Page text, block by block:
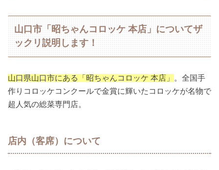
山口市「昭ちゃんコロッケ 本店」についてザ
ックリ説明します！
山口県山口市にある「昭ちゃんコロッケ 本店」
。全国手
作りコロッケコンクールで金賞に輝いたコロッケが名物で
超人気の総菜専門店。
店内（客席）について